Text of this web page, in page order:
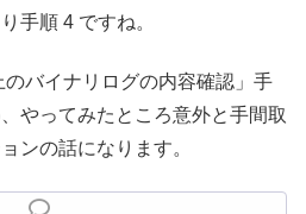
手順 4 ですね。
バイナリログの内容確認」手
やってみたところ意外と手間取
ンの話になります。